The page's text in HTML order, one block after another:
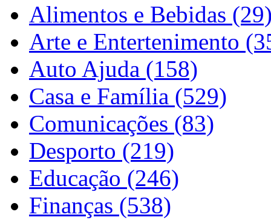
Alimentos e Bebidas
Arte e Entertenimento
Auto Ajuda (158)
Casa e Família (529)
Comunicações (83)
Desporto (219)
Educação (246)
Finanças (538)